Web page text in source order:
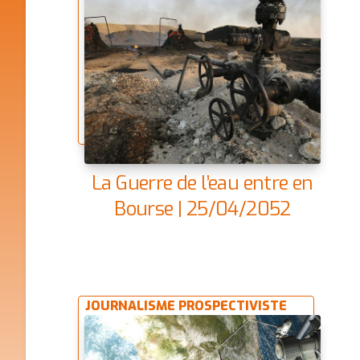
La Guerre de l’eau entre en
Bourse | 25/04/2052
JOURNALISME PROSPECTIVISTE